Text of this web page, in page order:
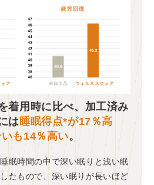
着用時に比べ、加工済み
は睡眠得点*が17％高
も14％高い。
眠時間の中で深い眠りと浅い眠
たもので、深い眠りが長いほど